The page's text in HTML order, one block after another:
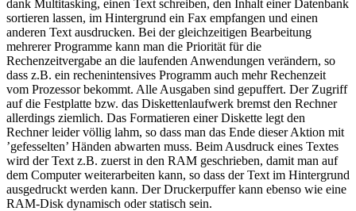
dank Multitasking, einen Text schreiben, den Inhalt einer Datenbank
sortieren lassen, im Hintergrund ein Fax empfangen und einen
anderen Text ausdrucken. Bei der gleichzeitigen Bearbeitung
mehrerer Programme kann man die Priorität für die
Rechenzeitvergabe an die laufenden Anwendungen verändern, so
dass z.B. ein rechenintensives Programm auch mehr Rechenzeit
vom Prozessor bekommt. Alle Ausgaben sind gepuffert. Der Zugriff
auf die Festplatte bzw. das Diskettenlaufwerk bremst den Rechner
allerdings ziemlich. Das Formatieren einer Diskette legt den
Rechner leider völlig lahm, so dass man das Ende dieser Aktion mit
’gefesselten’ Händen abwarten muss. Beim Ausdruck eines Textes
wird der Text z.B. zuerst in den RAM geschrieben, damit man auf
dem Computer weiterarbeiten kann, so dass der Text im Hintergrund
ausgedruckt werden kann. Der Druckerpuffer kann ebenso wie eine
RAM-Disk dynamisch oder statisch sein.